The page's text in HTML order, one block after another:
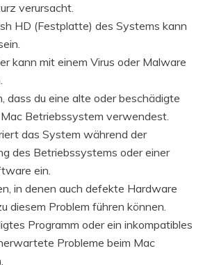
verursacht.
HD (Festplatte) des Systems kann
kann mit einem Virus oder Malware
dass du eine alte oder beschädigte
Betriebssystem verwendest.
das System während der
des Betriebssystems oder einer
ein.
in denen auch defekte Hardware
diesem Problem führen können.
Programm oder ein inkompatibles
Probleme beim Mac